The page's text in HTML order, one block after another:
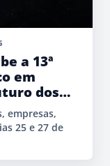
a 13ª
em
dos
empresas,
25 e 27 de